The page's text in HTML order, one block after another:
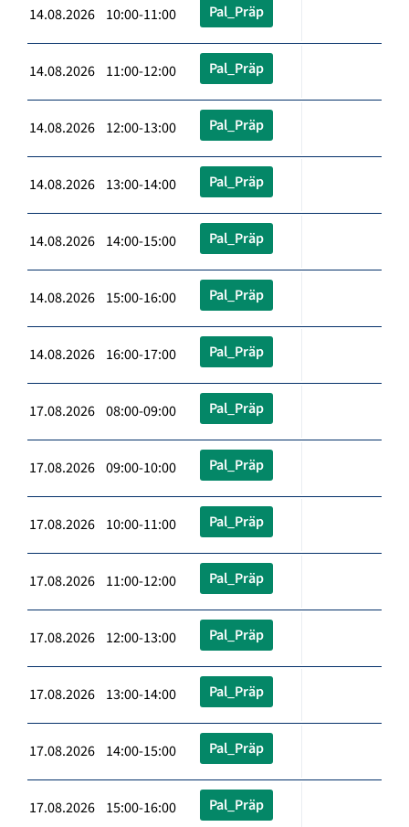
14.08.2026 10:00-11:00 Pal_Präp
14.08.2026 11:00-12:00 Pal_Präp
14.08.2026 12:00-13:00 Pal_Präp
14.08.2026 13:00-14:00 Pal_Präp
14.08.2026 14:00-15:00 Pal_Präp
14.08.2026 15:00-16:00 Pal_Präp
14.08.2026 16:00-17:00 Pal_Präp
17.08.2026 08:00-09:00 Pal_Präp
17.08.2026 09:00-10:00 Pal_Präp
17.08.2026 10:00-11:00 Pal_Präp
17.08.2026 11:00-12:00 Pal_Präp
17.08.2026 12:00-13:00 Pal_Präp
17.08.2026 13:00-14:00 Pal_Präp
17.08.2026 14:00-15:00 Pal_Präp
17.08.2026 15:00-16:00 Pal_Präp